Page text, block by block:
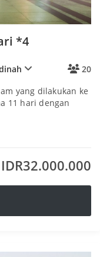
*4
20
yang dilakukan ke
11 hari dengan
IDR32.000.000